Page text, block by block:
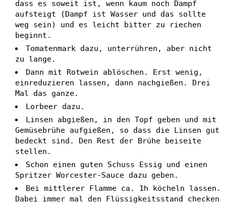
dass es soweit ist, wenn kaum noch Dampf
aufsteigt (Dampf ist Wasser und das sollte
weg sein) und es leicht bitter zu riechen
beginnt.
Tomatenmark dazu, unterrühren, aber nicht
zu lange.
Dann mit Rotwein ablöschen. Erst wenig,
einreduzieren lassen, dann nachgießen. Drei
Mal das ganze.
Lorbeer dazu.
Linsen abgießen, in den Topf geben und mit
Gemüsebrühe aufgießen, so dass die Linsen gut
bedeckt sind. Den Rest der Brühe beiseite
stellen.
Schon einen guten Schuss Essig und einen
Spritzer Worcester-Sauce dazu geben.
Bei mittlerer Flamme ca. 1h köcheln lassen.
Dabei immer mal den Flüssigkeitsstand checken